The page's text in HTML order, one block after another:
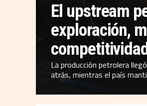
El upstream
exploración,
La producción petrolera
atrás, mientras el país